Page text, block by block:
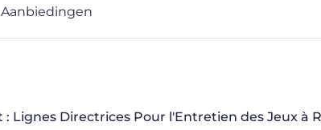
Aanbiedingen